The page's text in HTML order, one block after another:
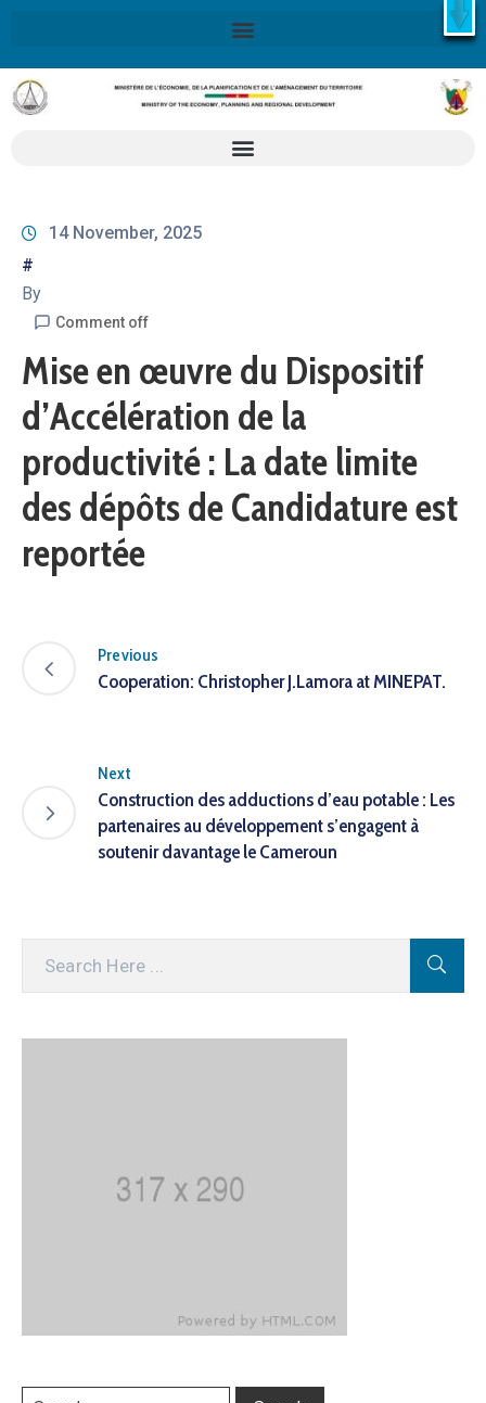
X
Retrouvez ici la Stratégie Nationale de Développement 2020-
2030SND30
En savoir plus
14 November, 2025
#
By
Comment off
Mise en œuvre du Dispositif
d’Accélération de la
productivité : La date limite
des dépôts de Candidature est
reportée
Previous
Cooperation: Christopher J.Lamora at MINEPAT.
Next
Construction des adductions d’eau potable : Les
partenaires au développement s’engagent à
soutenir davantage le Cameroun